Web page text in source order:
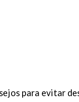
para evitar